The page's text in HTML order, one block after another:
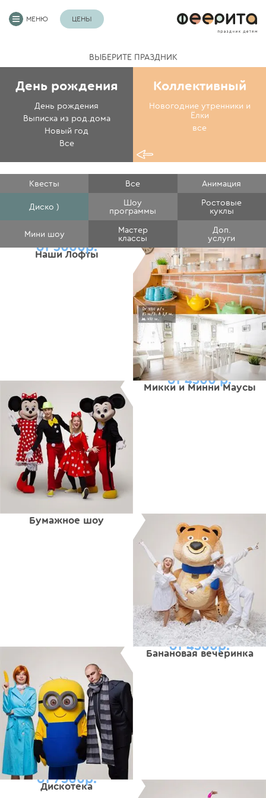
МЕНЮ ЦЕНЫ
ВЫБЕРИТЕ ПРАЗДНИК
День рождения
День рождения
Выписка из род.дома
Новый год
Все
Коллективный
Новогодние утренники и
Ёлки
все
Квесты Все Анимация
Диско ) Шоу
программы
Ростовые
куклы
Мини шоу Мастер
классы
Доп.
услуги
Наши Лофты
от 3000р.
Микки и Минни Маусы
от 4500 р.
Бумажное шоу
Банановая вечеринка
от 4500р.
Дискотека
от 7500р.